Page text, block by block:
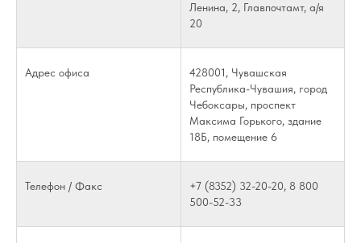
Ленина, 2, Главпочтамт, а/я
20
Адрес офиса
428001, Чувашская
Республика-Чувашия, город
Чебоксары, проспект
Максима Горького, здание
18Б, помещение 6
Телефон / Факс
+7 (8352) 32-20-20, 8 800
500-52-33